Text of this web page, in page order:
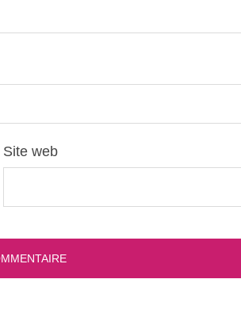
Site web